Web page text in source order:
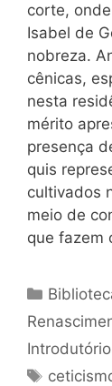
corte,
Isabel de
nobreza.
cênicas,
nesta
mérito
presença
quis
cultivados
meio de
que fazem
Tags